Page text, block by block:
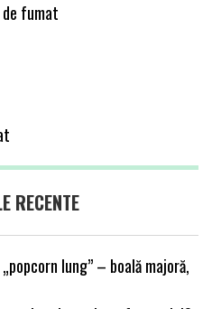
fumat
RECENTE
lung” – boală majoră,